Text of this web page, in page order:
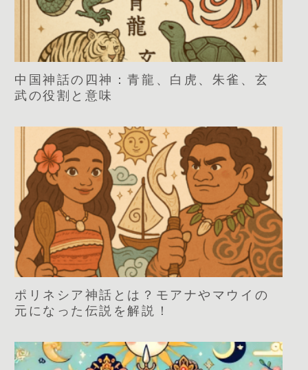
中国神話の四神：青龍、白虎、朱雀、玄
武の役割と意味
ポリネシア神話とは？モアナやマウイの
元になった伝説を解説！